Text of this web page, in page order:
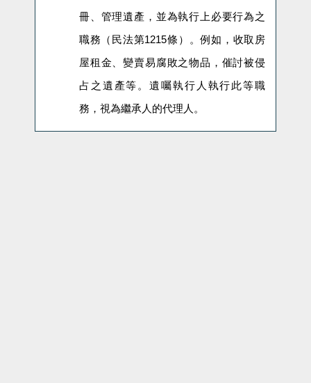
冊、管理遺產，並為執行上必要行為之
職務（民法第1215條）。例如，收取房
屋租金、變賣易腐敗之物品，催討被侵
占之遺產等。遺囑執行人執行此等職
務，視為繼承人的代理人。